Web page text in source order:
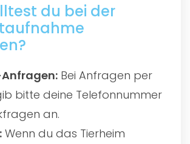
du bei der
Bei Anfragen per
bitte deine Telefonnummer
an.
Wenn du das Tierheim